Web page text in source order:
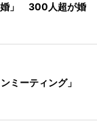
婚」 300人超が婚
ミーティング」